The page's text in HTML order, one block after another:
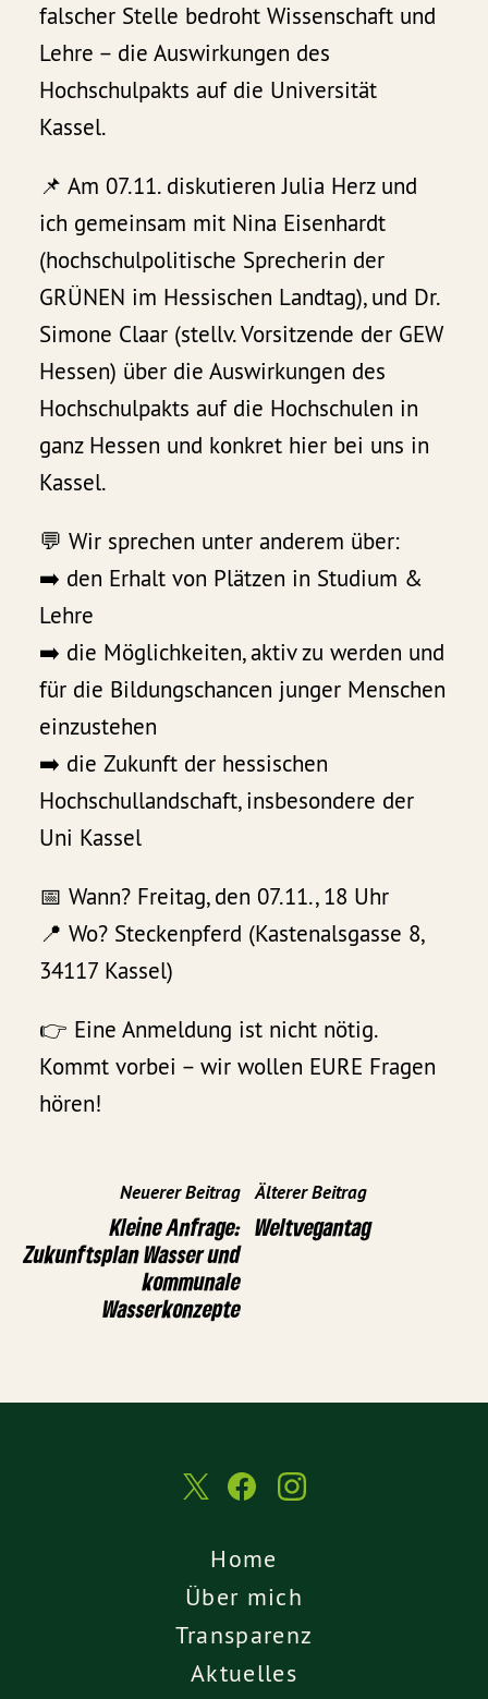
falscher Stelle bedroht Wissenschaft und
Lehre – die Auswirkungen des
Hochschulpakts auf die Universität
Kassel.
📌 Am 07.11. diskutieren Julia Herz und
ich gemeinsam mit Nina Eisenhardt
(hochschulpolitische Sprecherin der
GRÜNEN im Hessischen Landtag), und Dr.
Simone Claar (stellv. Vorsitzende der GEW
Hessen) über die Auswirkungen des
Hochschulpakts auf die Hochschulen in
ganz Hessen und konkret hier bei uns in
Kassel.
💬 Wir sprechen unter anderem über:
➡️ den Erhalt von Plätzen in Studium &
Lehre
➡️ die Möglichkeiten, aktiv zu werden und
für die Bildungschancen junger Menschen
einzustehen
➡️ die Zukunft der hessischen
Hochschullandschaft, insbesondere der
Uni Kassel
📅 Wann? Freitag, den 07.11., 18 Uhr
📍 Wo? Steckenpferd (Kastenalsgasse 8,
34117 Kassel)
👉 Eine Anmeldung ist nicht nötig.
Kommt vorbei – wir wollen EURE Fragen
hören!
Neuerer Beitrag
Kleine Anfrage:
Zukunftsplan Wasser und
kommunale
Wasserkonzepte
Älterer Beitrag
Weltvegantag
Home
Über mich
Transparenz
Aktuelles